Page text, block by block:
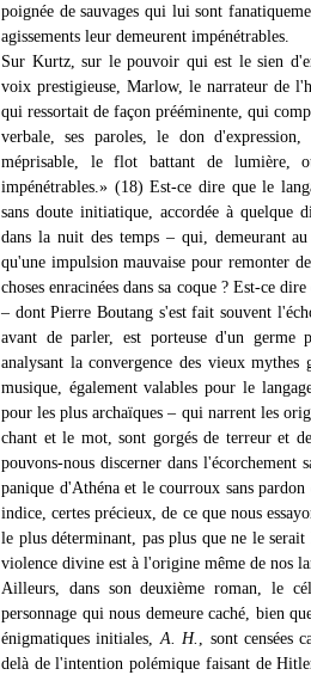
poignée de sauvages qui lui sont
agissements leur demeurent impénétrables.
Sur Kurtz, sur le pouvoir qui est le sien
voix prestigieuse, Marlow, le narrateur de
qui ressortait de façon prééminente, qui
verbale, ses paroles, le don
méprisable, le flot battant de lumière,
impénétrables.» (18) Est-ce dire que le
sans doute initiatique, accordée à quelque
dans la nuit des temps – qui, demeurant
qu'une impulsion mauvaise pour remonter
choses enracinées dans sa coque ? Est-ce
– dont Pierre Boutang s'est fait souvent
avant de parler, est porteuse d'un germe
analysant la convergence des vieux
musique, également valables pour le
pour les plus archaïques – qui narrent les
chant et le mot, sont gorgés de terreur et
pouvons-nous discerner dans
panique d'Athéna et le courroux sans
indice, certes précieux, de ce que nous
le plus déterminant, pas plus que ne le
violence divine est à l'origine même de nos
Ailleurs, dans son deuxième roman, le
personnage qui nous demeure caché, bien
énigmatiques initiales, A. H.
, sont
delà de l'intention polémique faisant de